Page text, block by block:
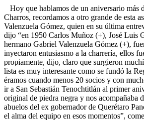
Hoy que hablamos de un aniversario más
Charros, recordamos a otro grande de esta
Valenzuela Gómez, quien en su última
dijo “en 1950 Carlos Muñoz (+), José Luis
hermano Gabriel Valenzuela Gómez (+),
inyectaron entusiasmo a la charrería, ellos
propiamente, dijo, claro que surgieron
lista es muy interesante como se fundó la
éramos cuando menos 20 socios y con
ir a San Sebastián Tenochtitlán al primer
original de piedra negra y nos acompañaba
abuelos del ex gobernador de Querétaro
el alma del equipo en esos momentos”,